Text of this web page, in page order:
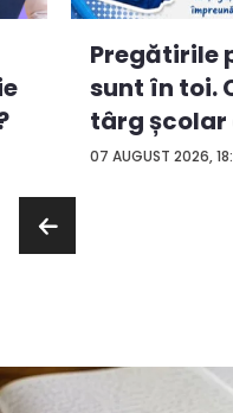
07 AUGUST 2026,
Pregătirile
sunt în toi.
târg școlar
con...